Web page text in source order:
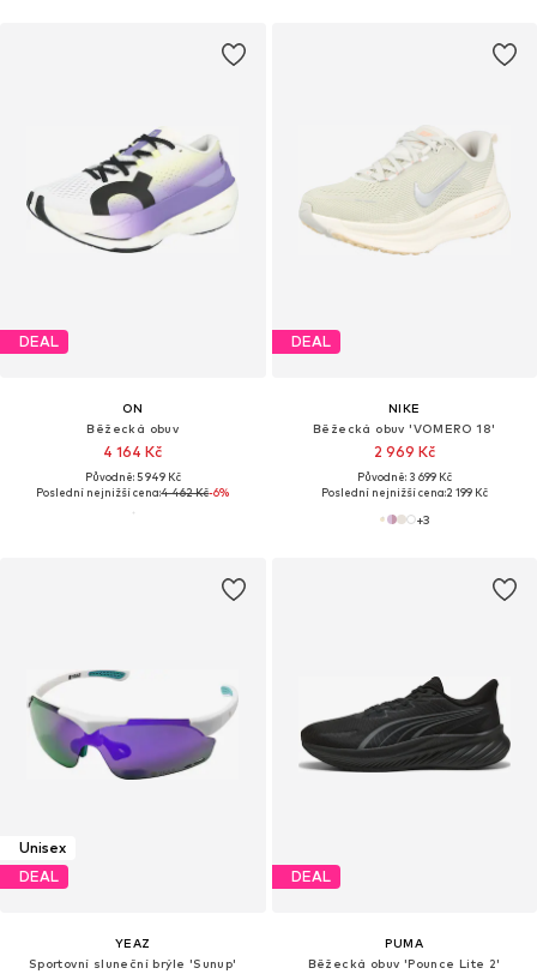
DEAL
ON
Běžecká obuv
4 164 Kč
Původně: 5 949 Kč
Poslední nejnižší cena:4 462 Kč-6%
DEAL
NIKE
Běžecká obuv 'VOMERO 18'
2 969 Kč
Původně: 3 699 Kč
Poslední nejnižší cena:2 199 Kč
+3
Unisex
DEAL
YEAZ
Sportovní sluneční brýle 'Sunup'
DEAL
PUMA
Běžecká obuv 'Pounce Lite 2'